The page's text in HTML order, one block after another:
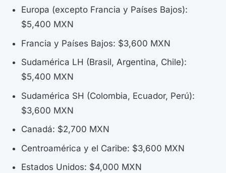
Europa (excepto Francia y Países Bajos):
$5,400 MXN
Francia y Países Bajos: $3,600 MXN
Sudamérica LH (Brasil, Argentina, Chile):
$5,400 MXN
Sudamérica SH (Colombia, Ecuador, Perú):
$3,600 MXN
Canadá: $2,700 MXN
Centroamérica y el Caribe: $3,600 MXN
Estados Unidos: $4,000 MXN